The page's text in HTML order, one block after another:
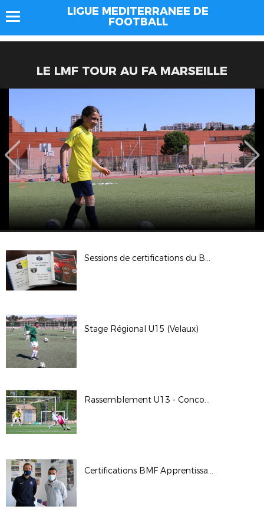
LIGUE MEDITERRANEE DE
FOOTBALL
LE LMF TOUR AU FA MARSEILLE
Sessions de certifications du BEF (Rousset)
Stage Régional U15 (Velaux)
Rassemblement U13 - Concours Pôle Espoirs 2 (Velaux)
Certifications BMF Apprentissage (Marseille)